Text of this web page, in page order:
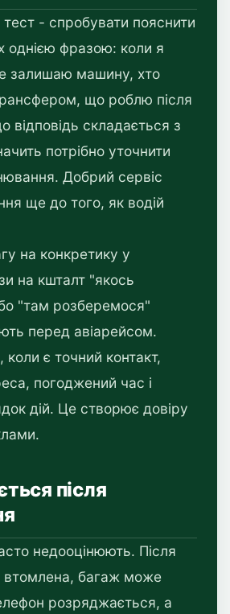
- спробувати пояснити
однією фразою: коли я
залишаю машину, хто
що роблю після
відповідь складається з
потрібно уточнити
Добрий сервіс
ще до того, як водій
на конкретику у
на кшталт "якось
"там розберемося"
перед авіарейсом.
є точний контакт,
погоджений час і
дій. Це створює довіру
після
недооцінюють. Після
багаж може
розряджається, а